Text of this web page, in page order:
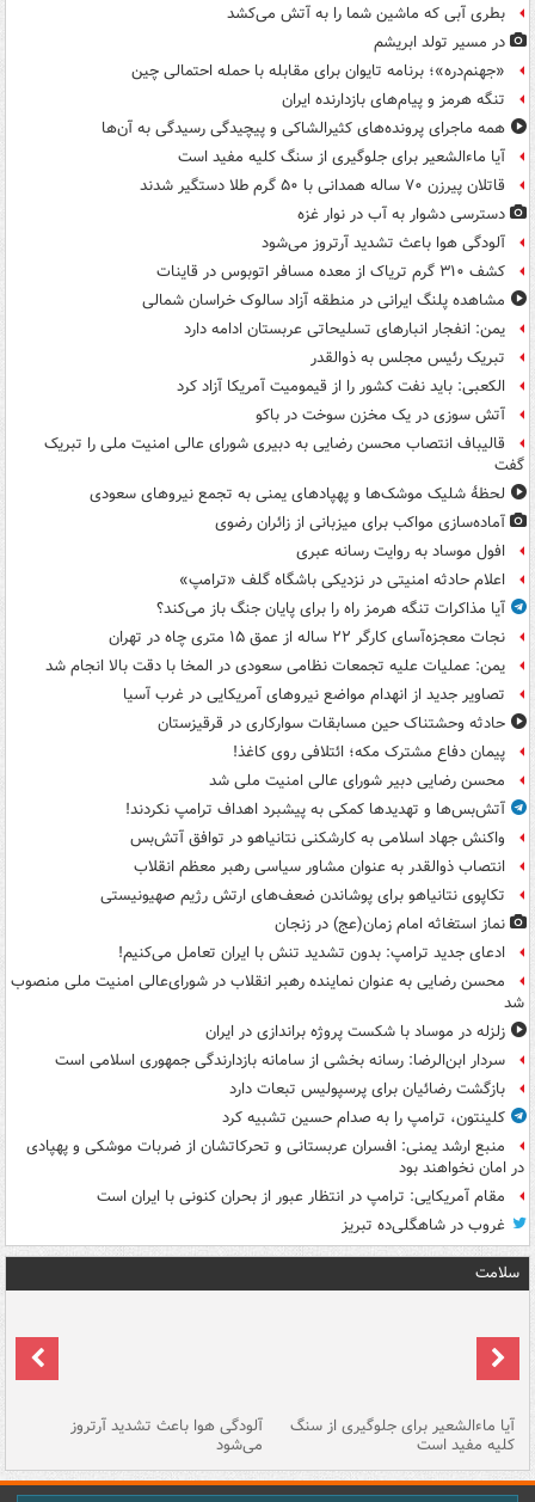
بطری آبی که ماشین شما را به آتش می‌کشد
در مسیر تولد ابریشم
«جهنم‌دره»؛ برنامه تایوان برای مقابله با حمله احتمالی چین
تنگه هرمز و پیام‌های بازدارنده ایران
همه ماجرای پرونده‌های کثیرالشاکی و پیچیدگی رسیدگی به آن‌ها
آیا ماءالشعیر برای جلوگیری از سنگ کلیه مفید است
قاتلان پیرزن ۷۰ ساله همدانی با ۵۰ گرم طلا دستگیر شدند
دسترسی دشوار به آب در نوار غزه
آلودگی هوا باعث تشدید آرتروز می‌شود
کشف ۳۱۰ گرم تریاک از معده مسافر اتوبوس در قاینات
مشاهده پلنگ ایرانی در منطقه آزاد سالوک خراسان شمالی
یمن: انفجار انبارهای تسلیحاتی عربستان ادامه دارد
تبریک رئیس مجلس به ذوالقدر
الکعبی: باید نفت کشور را از قیمومیت آمریکا آزاد کرد
آتش سوزی در یک مخزن سوخت در باکو
قالیباف انتصاب محسن رضایی به دبیری شورای عالی امنیت ملی را تبریک
گفت
لحظۀ شلیک موشک‌ها و پهپادهای یمنی به تجمع نیروهای سعودی
آماده‌سازی مواکب برای میزبانی از زائران رضوی
افول موساد به روایت رسانه عبری
اعلام حادثه امنیتی در نزدیکی باشگاه گلف «ترامپ»
آیا مذاکرات تنگه هرمز راه را برای پایان جنگ باز می‌کند؟
نجات معجزه‌آسای کارگر ۲۲ ساله از عمق ۱۵ متری چاه در تهران
یمن: عملیات علیه تجمعات نظامی سعودی در المخا با دقت بالا انجام شد
تصاویر جدید از انهدام مواضع نیروهای آمریکایی در غرب آسیا
حادثه وحشتناک حین مسابقات سوارکاری در قرقیزستان
پیمان دفاع مشترک مکه؛ ائتلافی روی کاغذ!
محسن رضایی دبیر شورای عالی امنیت ملی شد
آتش‌بس‌ها و تهدیدها کمکی به پیشبرد اهداف ترامپ نکردند!
واکنش جهاد اسلامی به کارشکنی نتانیاهو در توافق آتش‌بس
انتصاب ذوالقدر به عنوان مشاور سیاسی رهبر معظم انقلاب
تکاپوی نتانیاهو برای پوشاندن ضعف‌های ارتش رژیم صهیونیستی
نماز استغاثه امام زمان(عج) در زنجان
ادعای جدید ترامپ: بدون تشدید تنش با ایران تعامل می‌کنیم!
محسن رضایی به عنوان نماینده رهبر انقلاب در شورای‌عالی امنیت ملی منصوب
شد
زلزله در موساد با شکست پروژه براندازی در ایران
سردار ابن‌الرضا: رسانه بخشی از سامانه بازدارندگی جمهوری اسلامی است
بازگشت رضائیان برای پرسپولیس تبعات دارد
کلینتون، ترامپ را به صدام حسین تشبیه کرد
منبع ارشد یمنی: افسران عربستانی و تحرکاتشان از ضربات موشکی و پهپادی
در امان نخواهند بود
مقام آمریکایی: ترامپ در انتظار عبور از بحران کنونی با ایران است
غروب در شاهگلی‌ده تبریز
سلامت
آیا ماءالشعیر برای جلوگیری از سنگ
کلیه مفید است
آلودگی هوا باعث تشدید آرتروز
می‌شود